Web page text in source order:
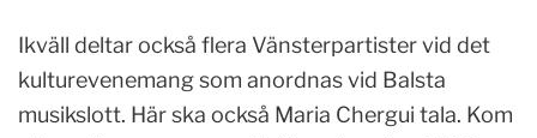
Ikväll deltar också flera Vänsterpartister vid det
kulturevenemang som anordnas vid Balsta
musikslott. Här ska också Maria Chergui tala. Kom